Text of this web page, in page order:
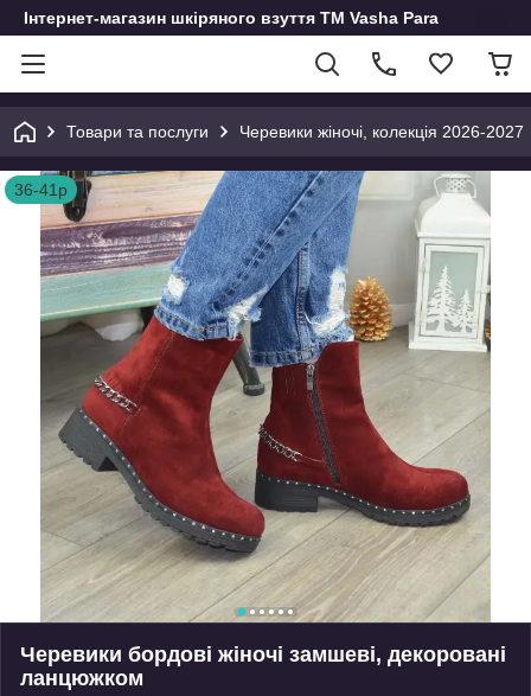
Інтернет-магазин шкіряного взуття ТМ Vasha Para
Товари та послуги Черевики жіночі, колекція 2026-2027
36-41р
Черевики бордові жіночі замшеві, декоровані
ланцюжком